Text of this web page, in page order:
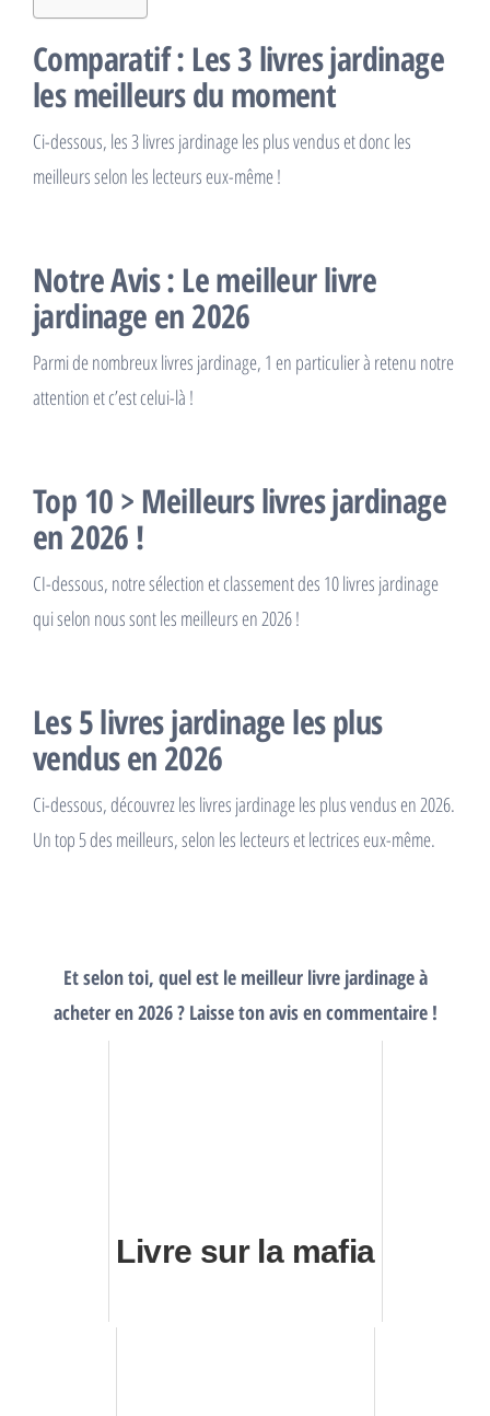
Comparatif : Les 3 livres jardinage
les meilleurs du moment
Ci-dessous, les 3 livres jardinage les plus vendus et donc les
meilleurs selon les lecteurs eux-même !
Notre Avis : Le meilleur livre
jardinage en 2026
Parmi de nombreux livres jardinage, 1 en particulier à retenu notre
attention et c’est celui-là !
Top 10 > Meilleurs livres jardinage
en 2026 !
CI-dessous, notre sélection et classement des 10 livres jardinage
qui selon nous sont les meilleurs en 2026 !
Les 5 livres jardinage les plus
vendus en 2026
Ci-dessous, découvrez les livres jardinage les plus vendus en 2026.
Un top 5 des meilleurs, selon les lecteurs et lectrices eux-même.
Et selon toi, quel est le meilleur livre jardinage à
acheter en 2026 ? Laisse ton avis en commentaire !
Livre sur la mafia